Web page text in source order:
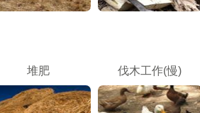
堆肥 伐木工作(慢)